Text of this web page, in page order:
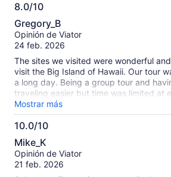
8.0/10
8.0
de
10
Gregory_B
Opinión de Viator
24 feb. 2026
The sites we visited were wonderful
visit the Big Island of Hawaii. Our tour
a long day. Being a group tour and
traveling easier but time was limited at
sometimes rushed which should be
guide was very knowledgeable and
Mostrar más
10.0/10
10.0
de
10
Mike_K
Opinión de Viator
21 feb. 2026